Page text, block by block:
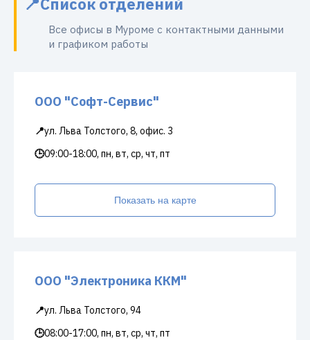
Все офисы в Муроме с контактными данными
и графиком работы
ООО "Софт-Сервис"
📍ул. Льва Толстого, 8, офис. 3
🕒09:00-18:00, пн, вт, ср, чт, пт
Показать на карте
ООО "Электроника ККМ"
📍ул. Льва Толстого, 94
🕒08:00-17:00, пн, вт, ср, чт, пт